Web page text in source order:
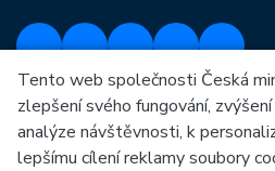
O České mincovně
Profil společnosti
Tento web společnosti Česká
zlepšení svého fungování,
analýze návštěvnosti, k
lepšímu cílení reklamy soubory